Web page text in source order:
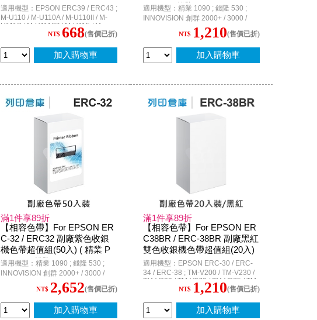
適用機型：EPSON ERC39 / ERC43 ;
M-U110 / M-U110A / M-U110II / M-
U111S / M-U111SII / M-U115 / M-
U310 / M-U310S / M-U311 / M-
V110 ; MT-311 ; PP-5700 / PP-5720 ;
WP-300 / WP-3000 ; MD-332S ;
ACCUPOS A330
NT$ 668(售價已折)
加入購物車
M1090 ; 錢隆 PM530 ; INNOV
ISION 創群 2000+ / 3000 ; Ep
son PR-U420 P.O.S. )
適用機型：精業 1090 ; 錢隆 530 ;
INNOVISION 創群 2000+ / 3000 /
3200 / 3200+ ; CASIO CE-2300 / CE-
4700 / CE-6700 / CE-6800 / TK-2200
; G-STAR SA600N ; Epson RP-U420
P.O.S. / TM-H6000 / TM-H6000 II /
NT$ 1,210(售價已折)
加入購物車
滿1件享89折
【相容色帶】For EPSON ER
C-32 / ERC32 副廠紫色收銀
機色帶超值組(50入) ( 精業 P
M1090 ; 錢隆 PM530 ; INNOV
ISION 創群 2000+ / 3000 ; Ep
son PR-U420 P.O.S. )
適用機型：精業 1090 ; 錢隆 530 ;
INNOVISION 創群 2000+ / 3000 /
3200 / 3200+ ; CASIO CE-2300 / CE-
4700 / CE-6700 / CE-6800 / TK-2200
; G-STAR SA600N ; Epson RP-U420
P.O.S. / TM-H6000 / TM-H6000 II /
NT$ 2,652(售價已折)
加入購物車
滿1件享89折
【相容色帶】For EPSON ER
C38BR / ERC-38BR 副廠黑紅
雙色收銀機色帶超值組(20入)
適用機型：EPSON ERC-30 / ERC-
34 / ERC-38 ; TM-V200 / TM-V230 /
TM-V300 / TM-V370 / TM-V375 / TM-
270 / TM-300 ; TM-U210 / TM-U220 /
TM-U220A / TM-U220D / TM-U220B
/ TM-U220PB / TM-U220PD / TM-
U270 / TM-U375 / TM-U300A / TM-
NT$ 1,210(售價已折)
加入購物車